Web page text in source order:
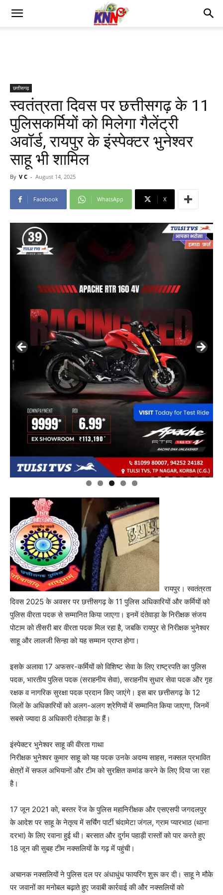
छत्तीसगढ़
स्वतंत्रता दिवस पर छत्तीसगढ़ के 11
पुलिसकर्मियों को मिलेगा गैलेंट्री
अवॉर्ड, रायपुर के इंस्पेक्टर भुनेश्वर
साहू भी शामिल
By V C - August 14, 2025
Facebook WhatsApp X
रायपुर। स्वतंत्रता
दिवस 2025 के अवसर पर छत्तीसगढ़ के 11 पुलिस अधिकारियों और कर्मियों को
पुलिस वीरता पदक से सम्मानित किया जाएगा। इनमें दंतेवाड़ा के निरीक्षक संजय
पोटाम को तीसरी बार वीरता पदक मिल रहा है, जबकि रायपुर से निरीक्षक भुनेश्वर
साहू और लालजी सिन्हा को यह सम्मान प्राप्त होगा।
इसके अलावा 17 अफसर-कर्मियों को विशिष्ट सेवा के लिए राष्ट्रपति का पुलिस
पदक, भारतीय पुलिस पदक (सराहनीय सेवा), सराहनीय सुधार सेवा पदक और गृह
रक्षक व नागरिक सुरक्षा पदक प्रदान किए जाएंगे। इस बार छत्तीसगढ़ के 12
जिलों के अधिकारियों को अलग-अलग श्रेणियों में सम्मानित किया जाएगा, जिनमें
सबसे ज्यादा 8 अधिकारी दंतेवाड़ा के हैं।
इंस्पेक्टर भुनेश्वर साहू की वीरता गाथा
निरीक्षक भुनेश्वर कुमार साहू को यह पदक उनके अदम्य साहस, नक्सल प्रभावित
क्षेत्रों में सफल अभियानों और टीम को सुरक्षित कमांड करने के लिए दिया जा रहा
है।
17 जून 2021 को, बस्तर रेंज के पुलिस महानिरीक्षक और एसएसपी जगदलपुर
के आदेश पर साहू के नेतृत्व में सर्चिंग पार्टी चंदामेटा जंगल, ग्राम प्यारभाठ (थाना
दरभा) के लिए रवाना हुई थी। बरसात और दुर्गम पहाड़ी रास्तों को पार करते हुए
18 जून की सुबह टीम नक्सलियों के गढ़ में पहुंची।
अचानक नक्सलियों ने पुलिस दल पर अंधाधुंध फायरिंग शुरू कर दी। साहू ने मौके
पर जवानों का मनोबल बढ़ाते हुए जवाबी कार्रवाई की और नक्सलियों को